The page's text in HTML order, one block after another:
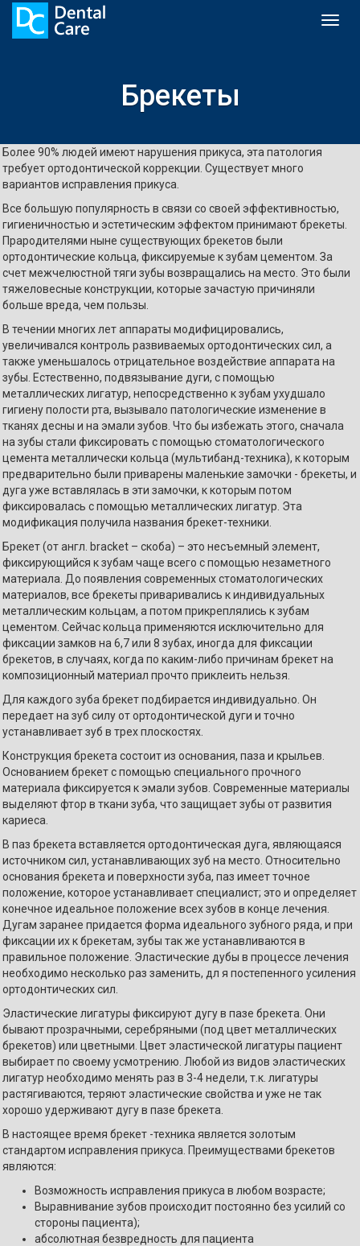
Брекеты
Более 90% людей имеют нарушения прикуса, эта патология
требует ортодонтической коррекции. Существует много
вариантов исправления прикуса.
Все большую популярность в связи со своей эффективностью,
гигиеничностью и эстетическим эффектом принимают брекеты.
Прародителями ныне существующих брекетов были
ортодонтические кольца, фиксируемые к зубам цементом. За
счет межчелюстной тяги зубы возвращались на место. Это были
тяжеловесные конструкции, которые зачастую причиняли
больше вреда, чем пользы.
В течении многих лет аппараты модифицировались,
увеличивался контроль развиваемых ортодонтических сил, а
также уменьшалось отрицательное воздействие аппарата на
зубы. Естественно, подвязывание дуги, с помощью
металлических лигатур, непосредственно к зубам ухудшало
гигиену полости рта, вызывало патологические изменение в
тканях десны и на эмали зубов. Что бы избежать этого, сначала
на зубы стали фиксировать с помощью стоматологического
цемента металлически кольца (мультибанд-техника), к которым
предварительно были приварены маленькие замочки - брекеты, и
дуга уже вставлялась в эти замочки, к которым потом
фиксировалась с помощью металлических лигатур. Эта
модификация получила названия брекет-техники.
Брекет (от англ. bracket – скоба) – это несъемный элемент,
фиксирующийся к зубам чаще всего с помощью незаметного
материала. До появления современных стоматологических
материалов, все брекеты приваривались к индивидуальных
металлическим кольцам, а потом прикреплялись к зубам
цементом. Сейчас кольца применяются исключительно для
фиксации замков на 6,7 или 8 зубах, иногда для фиксации
брекетов, в случаях, когда по каким-либо причинам брекет на
композиционный материал прочто приклеить нельзя.
Для каждого зуба брекет подбирается индивидуально. Он
передает на зуб силу от ортодонтической дуги и точно
устанавливает зуб в трех плоскостях.
Конструкция брекета состоит из основания, паза и крыльев.
Основанием брекет с помощью специального прочного
материала фиксируется к эмали зубов. Современные материалы
выделяют фтор в ткани зуба, что защищает зубы от развития
кариеса.
В паз брекета вставляется ортодонтическая дуга, являющаяся
источником сил, устанавливающих зуб на место. Относительно
основания брекета и поверхности зуба, паз имеет точное
положение, которое устанавливает специалист; это и определяет
конечное идеальное положение всех зубов в конце лечения.
Дугам заранее придается форма идеального зубного ряда, и при
фиксации их к брекетам, зубы так же устанавливаются в
правильное положение. Эластические дубы в процессе лечения
необходимо несколько раз заменить, дл я постепенного усиления
ортодонтических сил.
Эластические лигатуры фиксируют дугу в пазе брекета. Они
бывают прозрачными, серебряными (под цвет металлических
брекетов) или цветными. Цвет эластической лигатуры пациент
выбирает по своему усмотрению. Любой из видов эластических
лигатур необходимо менять раз в 3-4 недели, т.к. лигатуры
растягиваются, теряют эластические свойства и уже не так
хорошо удерживают дугу в пазе брекета.
В настоящее время брекет -техника является золотым
стандартом исправления прикуса. Преимуществами брекетов
являются:
Возможность исправления прикуса в любом возрасте;
Выравнивание зубов происходит постоянно без усилий со
стороны пациента);
абсолютная безвредность для пациента